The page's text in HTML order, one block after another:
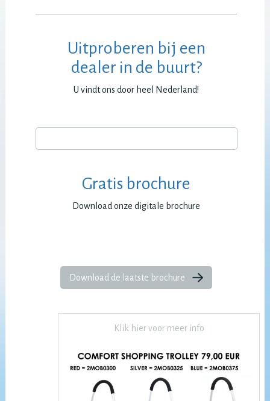
Uitproberen bij een
dealer in de buurt?
U vindt ons door heel Nederland!
Gratis brochure
Download onze digitale brochure
Download de laatste brochure
Klik hier voor meer info